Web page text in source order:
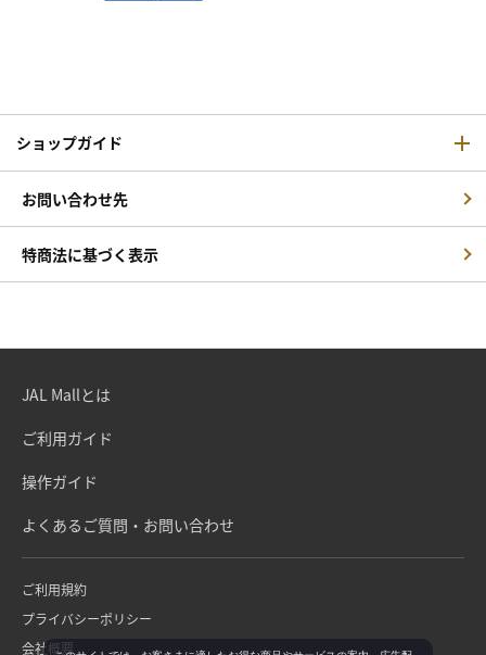
ショップガイド
お問い合わせ先
特商法に基づく表示
JAL Mallとは
ご利用ガイド
操作ガイド
よくあるご質問・お問い合わせ
ご利用規約
プライバシーポリシー
会社概要